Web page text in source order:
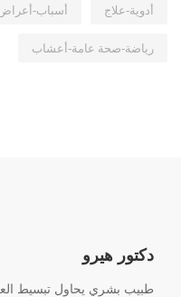
أدوية-علاج أسباب-
رياضة-صحة عامة-أعشاب
دكتور هيرو
طبيب بشري يحاول تبسيط